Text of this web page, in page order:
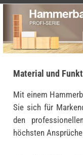
Material und
Mit einem
Sie sich für
den
höchsten